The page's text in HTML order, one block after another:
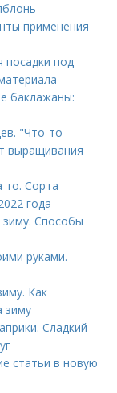
применения
посадки под
баклажаны:
"Что-то
выращивания
то. Сорта
года
Способы
руками.
Как
зиму
Сладкий
статьи в новую